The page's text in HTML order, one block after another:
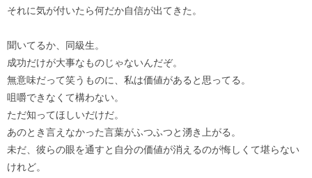
それに気が付いたら何だか自信が出てきた。
聞いてるか、同級生。
成功だけが大事なものじゃないんだぞ。
無意味だって笑うものに、私は価値があると思ってる。
咀嚼できなくて構わない。
ただ知ってほしいだけだ。
あのとき言えなかった言葉がふつふつと湧き上がる。
未だ、彼らの眼を通すと自分の価値が消えるのが悔しくて堪らない
けれど。